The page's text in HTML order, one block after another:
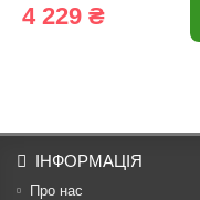
4 229 ₴
ІНФОРМАЦІЯ
Про нас